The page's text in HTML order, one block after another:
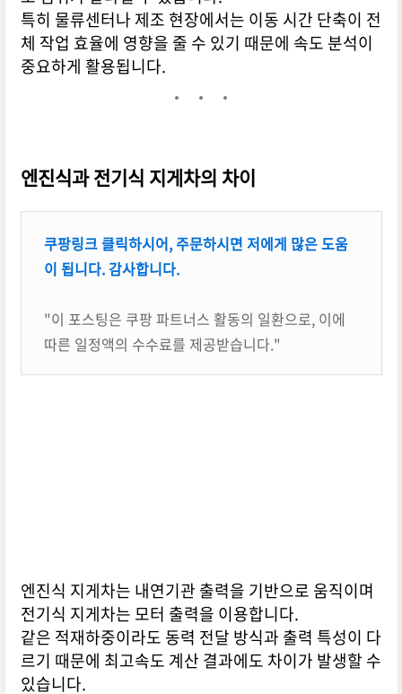
특히 물류센터나 제조 현장에서는 이동 시간 단축이 전
체 작업 효율에 영향을 줄 수 있기 때문에 속도 분석이
중요하게 활용됩니다.
엔진식과 전기식 지게차의 차이
쿠팡링크 클릭하시어, 주문하시면 저에게 많은 도움
이 됩니다. 감사합니다.
"이 포스팅은 쿠팡 파트너스 활동의 일환으로, 이에
따른 일정액의 수수료를 제공받습니다."
엔진식 지게차는 내연기관 출력을 기반으로 움직이며
전기식 지게차는 모터 출력을 이용합니다.
같은 적재하중이라도 동력 전달 방식과 출력 특성이 다
르기 때문에 최고속도 계산 결과에도 차이가 발생할 수
있습니다.